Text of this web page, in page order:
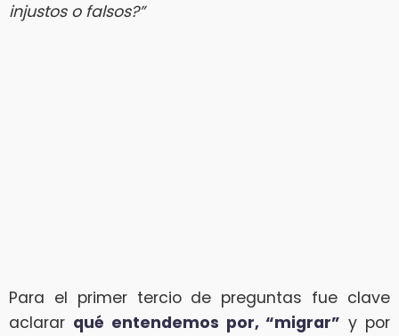
injustos o falsos?”
Para el primer tercio de preguntas fue clave
aclarar qué entendemos por, “migrar” y por